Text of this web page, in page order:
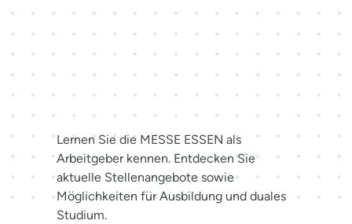
Karriere bei der MESSE
Lernen Sie die MESSE ESSEN als
Arbeitgeber kennen. Entdecken Sie
aktuelle Stellenangebote sowie
Möglichkeiten für Ausbildung und duales
Studium.